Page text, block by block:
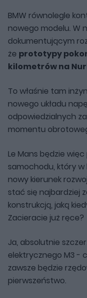
BMW równolegle
nowego modelu. W
dokumentującym
że prototypy
kilometrów na
To właśnie tam
nowego układu
odpowiedzialnych
momentu
Le Mans będzie
samochodu, który
nowy kierunek
stać się najbardziej
konstrukcją, jaką
Zacieracie już ręce?
Ja, absolutnie
elektrycznego M3 -
zawsze będzie
pierwszeństwo.